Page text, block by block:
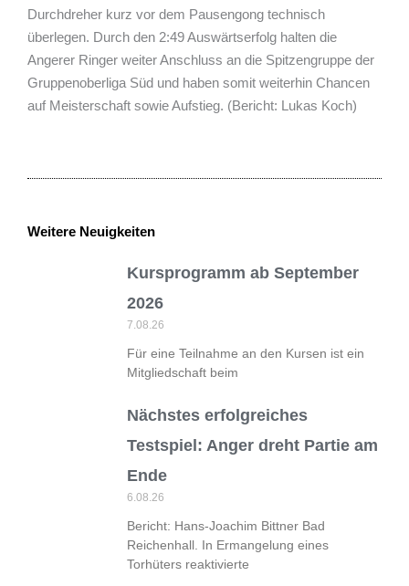
Durchdreher kurz vor dem Pausengong technisch
überlegen. Durch den 2:49 Auswärtserfolg halten die
Angerer Ringer weiter Anschluss an die Spitzengruppe der
Gruppenoberliga Süd und haben somit weiterhin Chancen
auf Meisterschaft sowie Aufstieg. (Bericht: Lukas Koch)
Weitere Neuigkeiten
Kursprogramm ab September
2026
7.08.26
Für eine Teilnahme an den Kursen ist ein
Mitgliedschaft beim
Nächstes erfolgreiches
Testspiel: Anger dreht Partie am
Ende
6.08.26
Bericht: Hans-Joachim Bittner Bad
Reichenhall. In Ermangelung eines
Torhüters reaktivierte